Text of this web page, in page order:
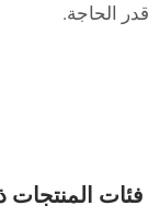
قدر الحاجة.
فئات المنتجات